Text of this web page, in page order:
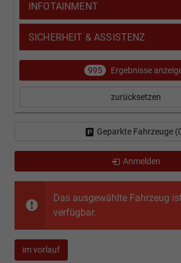
Das ausgewählte Fahrzeug
verfügbar.
im vorlauf
INFOTAINMENT
SICHERHEIT & ASSISTENZ
995 Ergebnisse
zurücksetzen
Geparkte Fahrzeuge (
Anmelden